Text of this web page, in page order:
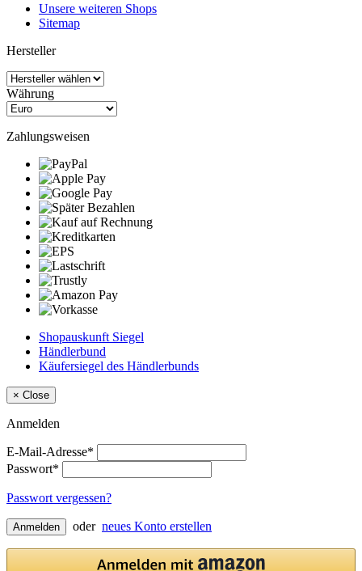
Unsere weiteren Shops
Sitemap
Hersteller
Währung
Zahlungsweisen
Shopauskunft Siegel
Händlerbund
Käufersiegel des Händlerbunds
× Close
Anmelden
E-Mail-Adresse*
Passwort*
Passwort vergessen?
Anmelden oder neues Konto erstellen